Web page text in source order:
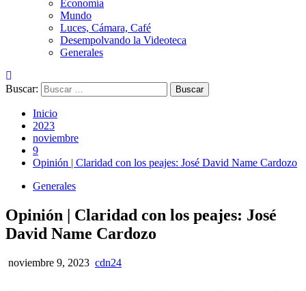
Economía
Mundo
Luces, Cámara, Café
Desempolvando la Videoteca
Generales
Buscar:
Inicio
2023
noviembre
9
Opinión | Claridad con los peajes: José David Name Cardozo
Generales
Opinión | Claridad con los peajes: José
David Name Cardozo
noviembre 9, 2023 cdn24